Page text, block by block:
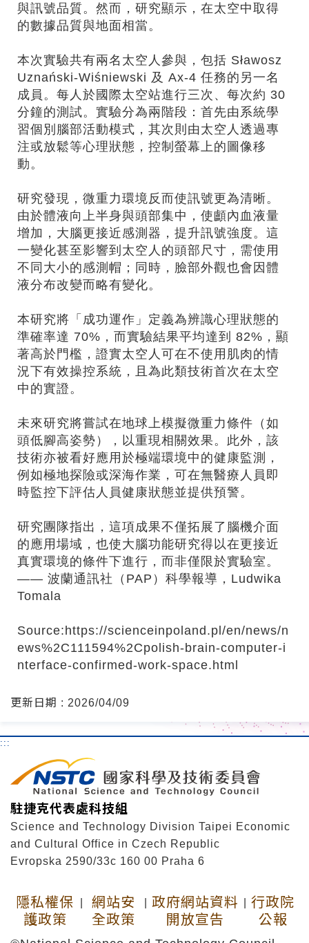
與訊號品質。然而，研究顯示，在太空中取得
的數據品質與地面相當。
本次實驗共有兩名太空人參與，包括 Sławosz
Uznański-Wiśniewski 及 Ax-4 任務的另一名
成員。每人於國際太空站進行三次、每次約 30
分鐘的測試。實驗分為兩階段：首先由系統學
習個別腦部活動模式，其次則由太空人透過專
注或放鬆等心理狀態，控制螢幕上的圖像移
動。
研究發現，微重力環境反而使訊號更為清晰。
由於體液向上半身與頭部集中，使顱內血液量
增加，大腦更接近感測器，提升訊號強度。這
一變化甚至影響到太空人的頭部尺寸，需使用
不同大小的感測帽；同時，臉部外觀也會因體
液分布改變而略有變化。
本研究將「成功運作」定義為辨識心理狀態的
準確率達 70%，而實驗結果平均達到 82%，顯
著高於門檻，證實太空人可在不使用肌肉的情
況下有效操控系統，且為此類技術首次在太空
中的實證。
未來研究將嘗試在地球上模擬微重力條件（如
頭低腳高姿勢），以重現相關效果。此外，該
技術亦被看好應用於極端環境中的健康監測，
例如極地探險或深海作業，可在無醫療人員即
時監控下評估人員健康狀態並提供預警。
研究團隊指出，這項成果不僅拓展了腦機介面
的應用場域，也使大腦功能研究得以在更接近
真實環境的條件下進行，而非僅限於實驗室。
—— 波蘭通訊社（PAP）科學報導，Ludwika
Tomala
Source:https://scienceinpoland.pl/en/news/n
ews%2C111594%2Cpolish-brain-computer-i
nterface-confirmed-work-space.html
更新日期 : 2026/04/09
:::
駐捷克代表處科技組
Science and Technology Division Taipei Economic
and Cultural Office in Czech Republic
Evropska 2590/33c 160 00 Praha 6
隱私權保
護政策
網站安
全政策
政府網站資料
開放宣告
行政院
公報